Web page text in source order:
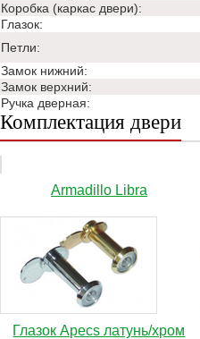
Коробка (каркас двери):
Глазок:
Петли:
Замок нижний:
Замок верхний:
Ручка дверная:
Комплектация двери
Аrmadillo Libra
Глазок Apecs латунь/хром